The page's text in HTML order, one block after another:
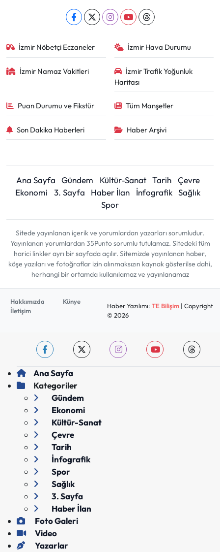
İzmir Nöbetçi Eczaneler İzmir Hava Durumu
İzmir Namaz Vakitleri
İzmir Trafik Yoğunluk
Haritası
Puan Durumu ve Fikstür Tüm Manşetler
Son Dakika Haberleri Haber Arşivi
Ana Sayfa Gündem Kültür-Sanat Tarih
Çevre
Ekonomi
3. Sayfa Haber İlan İnfografik Sağlık
Spor
Sitede yayınlanan içerik ve yorumlardan yazarları sorumludur.
Yayınlanan yorumlardan 35Punto sorumlu tutulamaz. Sitedeki tüm
harici linkler ayrı bir sayfada açılır. Sitemizde yayınlanan haber,
köşe yazıları ve fotoğraflar izin alınmaksızın kaynak gösterilse dahi,
herhangi bir ortamda kullanılamaz ve yayınlanamaz
Hakkımızda
Künye
İletişim
Haber Yazılımı: TE Bilişim| Copyright
© 2026
Ana Sayfa
Kategoriler
Gündem
Ekonomi
Kültür-Sanat
Çevre
Tarih
İnfografik
Spor
Sağlık
3. Sayfa
Haber İlan
Foto Galeri
Video
Yazarlar